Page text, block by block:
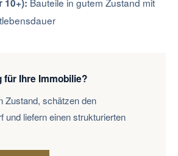
10+):
für Ihre Immobilie?
Zustand, schätzen den
und liefern einen strukturierten